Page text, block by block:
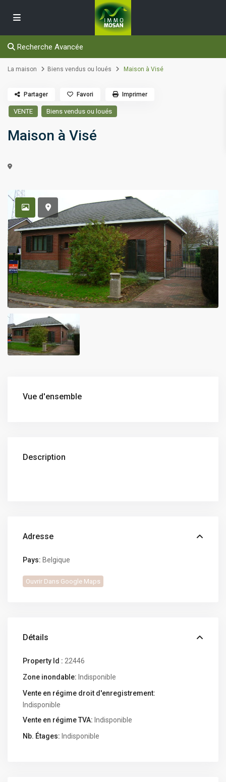
Recherche Avancée
La maison Biens vendus ou loués Maison à Visé
VENTE Biens vendus ou loués
Maison à Visé
Partager Favori Imprimer
Vue d'ensemble
Description
Adresse
Pays: Belgique
Ouvrir Dans Google Maps
Détails
Property Id : 22446
Zone inondable: Indisponible
Vente en régime droit d'enregistrement:
Indisponible
Vente en régime TVA: Indisponible
Nb. Étages: Indisponible